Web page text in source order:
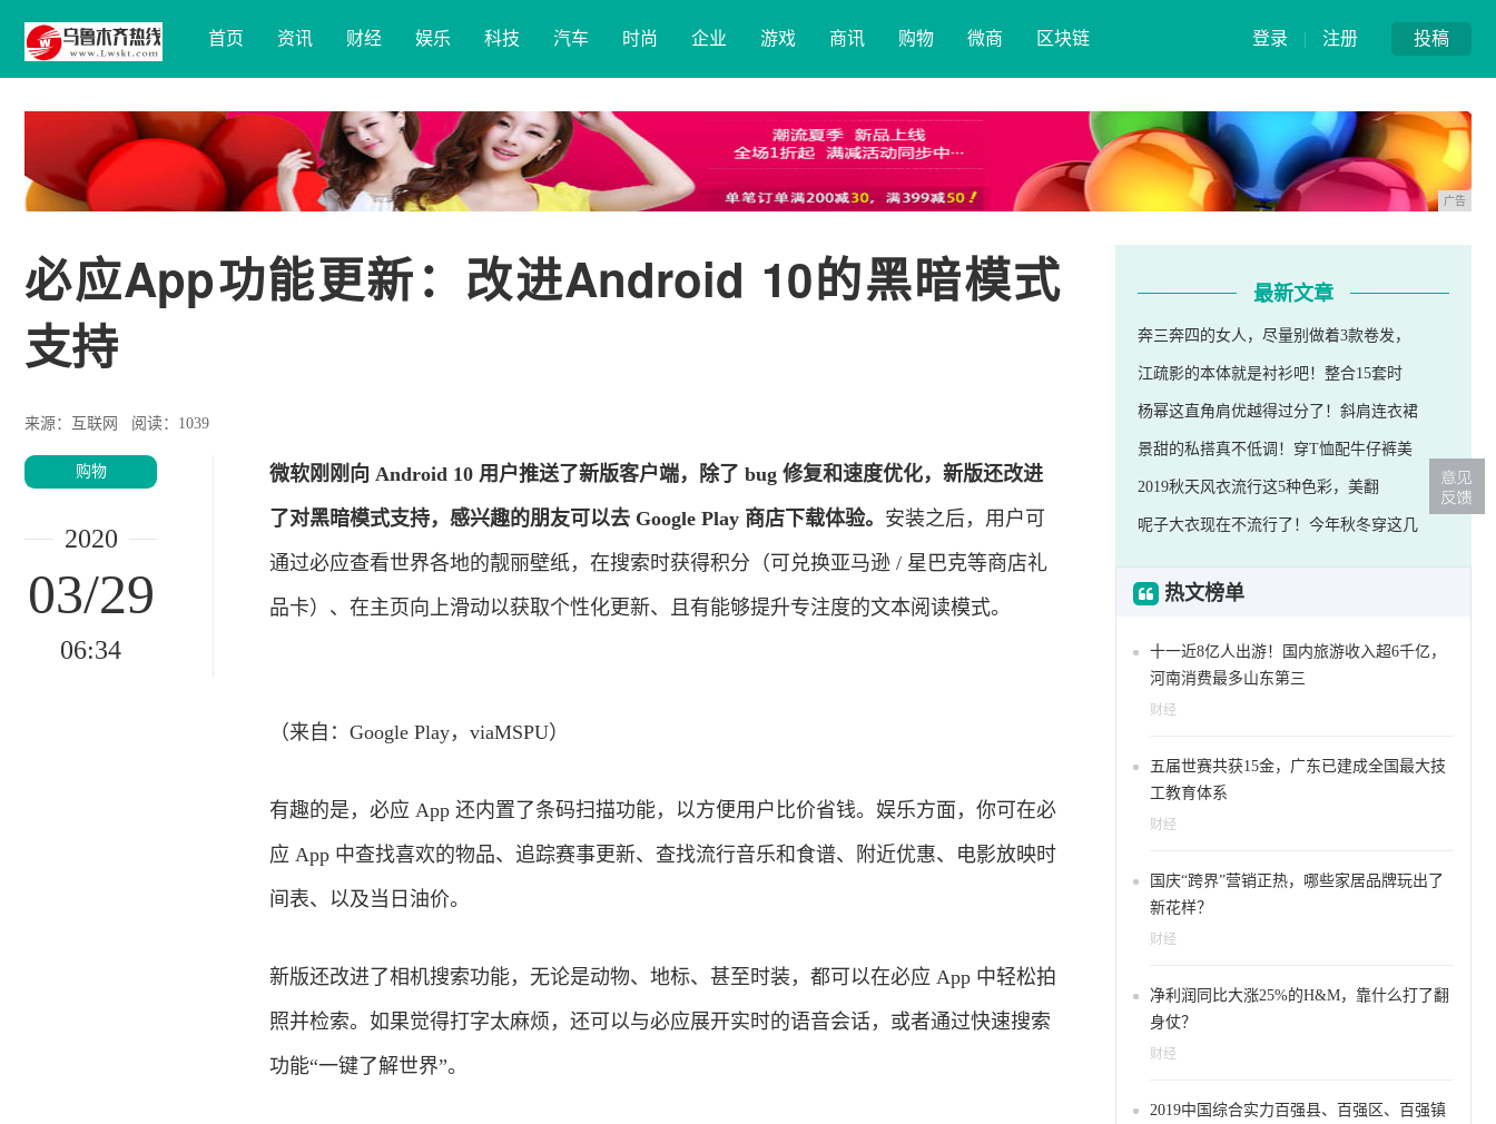
投稿
登录 | 注册
首页 资讯 财经 娱乐 科技 汽车 时尚 企业 游戏 商讯 购物 微商 区块链
广告
必应App功能更新：改进Android 10的黑暗模式
支持
来源：互联网 阅读：1039
购物
2020
03/29
06:34
微软刚刚向 Android 10 用户推送了新版客户端，除了 bug 修复和速度优化，新版还改进
了对黑暗模式支持，感兴趣的朋友可以去 Google Play 商店下载体验。 安装之后，用户可
通过必应查看世界各地的靓丽壁纸，在搜索时获得积分（可兑换亚马逊 / 星巴克等商店礼
品卡）、在主页向上滑动以获取个性化更新、且有能够提升专注度的文本阅读模式。
（来自：Google Play，viaMSPU）
有趣的是，必应 App 还内置了条码扫描功能，以方便用户比价省钱。娱乐方面，你可在必
应 App 中查找喜欢的物品、追踪赛事更新、查找流行音乐和食谱、附近优惠、电影放映时
间表、以及当日油价。
新版还改进了相机搜索功能，无论是动物、地标、甚至时装，都可以在必应 App 中轻松拍
照并检索。如果觉得打字太麻烦，还可以与必应展开实时的语音会话，或者通过快速搜索
功能“一键了解世界”。
最新文章
奔三奔四的女人，尽量别做着3款卷发，
江疏影的本体就是衬衫吧！整合15套时
杨幂这直角肩优越得过分了！斜肩连衣裙
景甜的私搭真不低调！穿T恤配牛仔裤美
2019秋天风衣流行这5种色彩，美翻
呢子大衣现在不流行了！今年秋冬穿这几
热文榜单
十一近8亿人出游！国内旅游收入超6千亿，
河南消费最多山东第三
财经
五届世赛共获15金，广东已建成全国最大技
工教育体系
财经
国庆“跨界”营销正热，哪些家居品牌玩出了
新花样？
财经
净利润同比大涨25%的H&M，靠什么打了翻
身仗？
财经
2019中国综合实力百强县、百强区、百强镇